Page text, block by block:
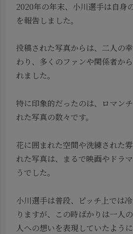
2020年の年末、小川選手は自身
を報告しました。
投稿された写真からは、二人の
わり、多くのファンや関係者か
れました。
特に印象的だったのは、ロマン
れた写真の数々です。
花に囲まれた空間や洗練された
れた写真は、まるで映画やドラ
うでした。
小川選手は普段、ピッチ上では
りますが、この時ばかりは一人
人への想いを表現していたように